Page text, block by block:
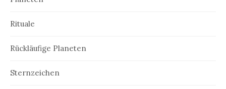
Rituale
Rückläufige Planeten
Sternzeichen